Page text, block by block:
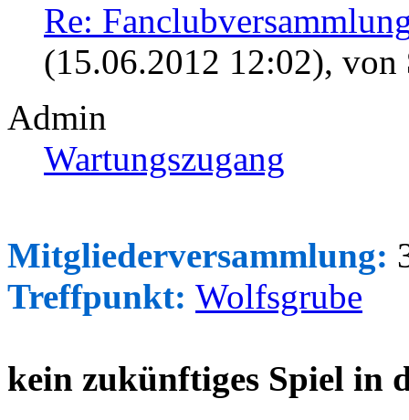
Re:
(15.06.2012 12:02), von
Admin
Wartungszugang
Mitgliederversammlung:
Treffpunkt: Wolfsgrube
kein zukünftiges Spiel in